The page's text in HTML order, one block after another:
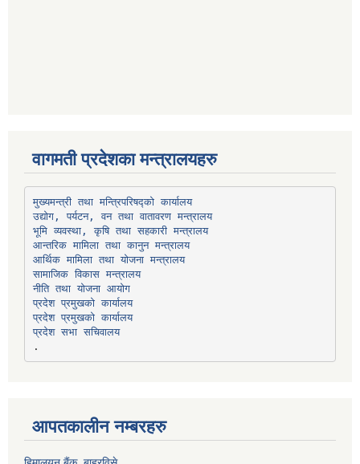
वागमती प्रदेशका मन्त्रालयहरु
मुख्यमन्त्री तथा मन्त्रिपरिषद्को कार्यालय
उद्योग, पर्यटन, वन तथा वातावरण मन्त्रालय
भूमि व्यवस्था, कृषि तथा सहकारी मन्त्रालय
आन्तरिक मामिला तथा कानुन मन्त्रालय
आर्थिक मामिला तथा योजना मन्त्रालय
सामाजिक विकास मन्त्रालय
नीति तथा योजना आयोग
प्रदेश प्रमुखको कार्यालय
प्रदेश प्रमुखको कार्यालय
प्रदेश सभा सचिवालय
आपतकालीन नम्बरहरु